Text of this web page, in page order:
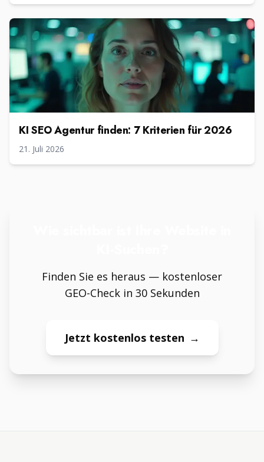
KI SEO Agentur finden: 7 Kriterien für 2026
21. Juli 2026
Finden Sie es heraus — kostenloser
GEO-Check in 30 Sekunden
Jetzt kostenlos testen →